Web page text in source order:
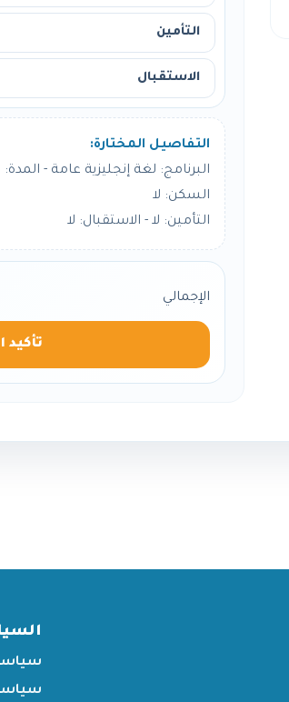
التأمين
الاستقبال
التفاصيل المختارة:
البرنامج: لغة إنجليزية عامة - المدة: 8 أسبوع
السكن: لا
التأمين: لا - الاستقبال: لا
الإجمالي
تأكيد